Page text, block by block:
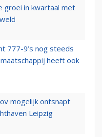
groei in kwartaal met
777-9’s nog steeds
heeft ook
mogelijk ontsnapt
Leipzig